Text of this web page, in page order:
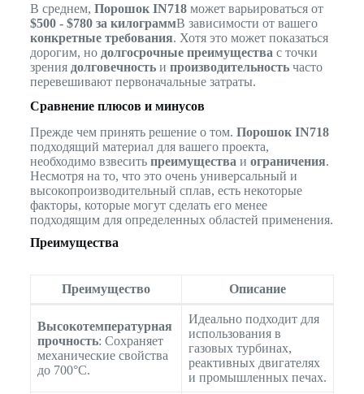
В среднем, Порошок IN718может варьироваться от
$500 - $780 за килограммВ зависимости от вашего
конкретные требования. Хотя это может показаться
дорогим, но долгосрочные преимущества с точки
зрения долговечностьи производительностьчасто
перевешивают первоначальные затраты.
Сравнение плюсов и минусов
Прежде чем принять решение о том. Порошок IN718
подходящий материал для вашего проекта,
необходимо взвесить преимуществаи ограничения.
Несмотря на то, что это очень универсальный и
высокопроизводительный сплав, есть некоторые
факторы, которые могут сделать его менее
подходящим для определенных областей применения.
Преимущества
Преимущество Описание
Высокотемпературная
прочность: Сохраняет
механические свойства
до 700°C.
Идеально подходит для
использования в
газовых турбинах,
реактивных двигателях
и промышленных печах.